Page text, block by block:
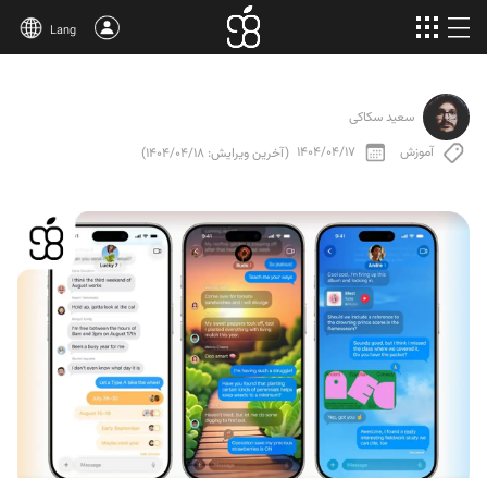
محصولات بیشتر
درباره‌ی ما
پشتیبانی
Lang
سعید سکاکی
آموزش
1404/04/17 (آخرین ویرایش: 1404/04/18)